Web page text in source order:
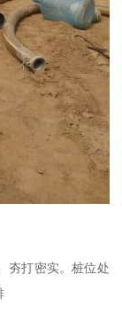
夯打密实。桩位处